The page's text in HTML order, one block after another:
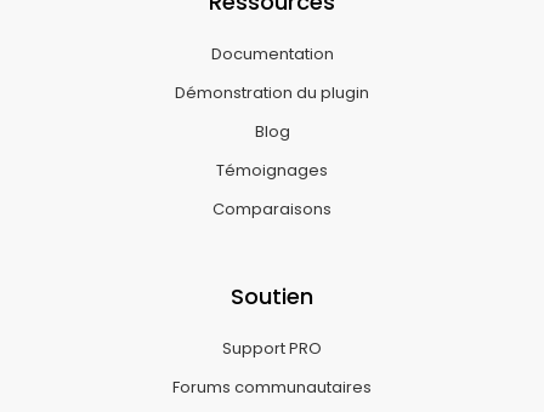
Documentation
Démonstration du plugin
Blog
Témoignages
Comparaisons
Soutien
Support PRO
Forums communautaires